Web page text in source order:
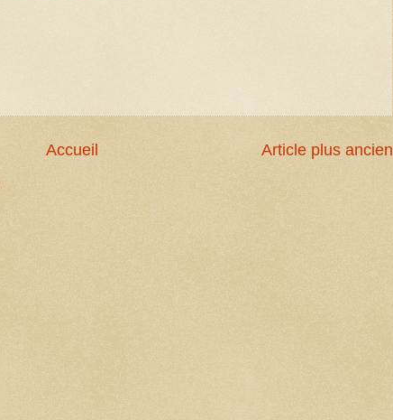
Article plus ancien
Accueil